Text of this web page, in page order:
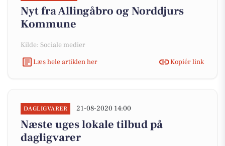
Nyt fra Allingåbro og Norddjurs
Kommune
Kilde: Sociale medier
Læs hele artiklen her
Kopiér link
DAGLIGVARER 21-08-2020 14:00
Næste uges lokale tilbud på
dagligvarer